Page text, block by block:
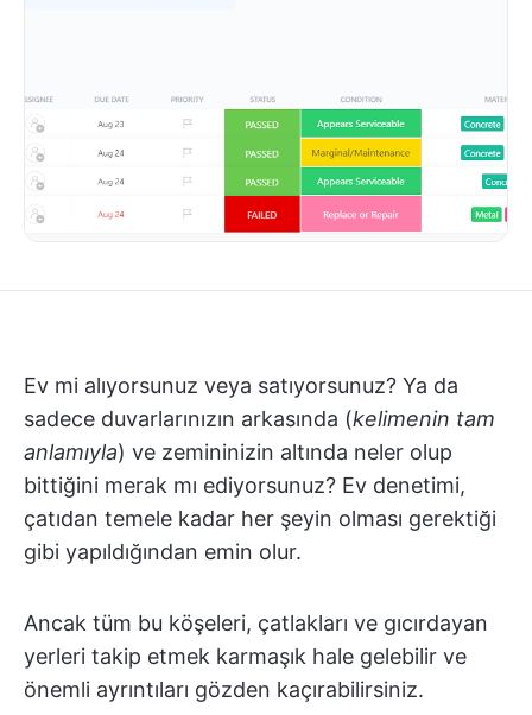
Ev mi alıyorsunuz veya satıyorsunuz? Ya da
sadece duvarlarınızın arkasında (kelimenin tam
anlamıyla) ve zemininizin altında neler olup
bittiğini merak mı ediyorsunuz? Ev denetimi,
çatıdan temele kadar her şeyin olması gerektiği
gibi yapıldığından emin olur.
Ancak tüm bu köşeleri, çatlakları ve gıcırdayan
yerleri takip etmek karmaşık hale gelebilir ve
önemli ayrıntıları gözden kaçırabilirsiniz.